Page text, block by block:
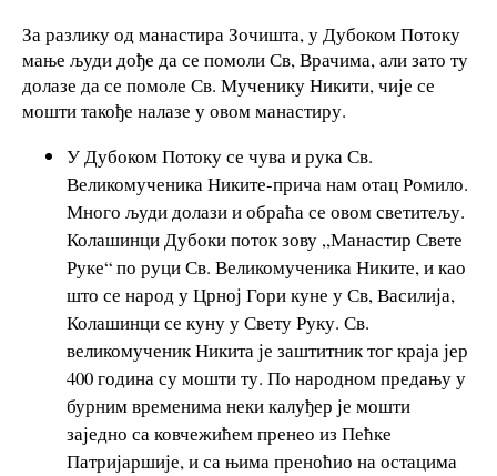
За разлику од манастира Зочишта, у Дубоком Потоку
мање људи дође да се помоли Св, Врачима, али зато ту
долазе да се помоле Св. Мученику Никити, чије се
мошти такође налазе у овом манастиру.
У Дубоком Потоку се чува и рука Св.
Великомученика Никите-прича нам отац Ромило.
Много људи долази и обраћа се овом светитељу.
Колашинци Дубоки поток зову ,,Манастир Свете
Руке“ по руци Св. Великомученика Никите, и као
што се народ у Црној Гори куне у Св, Василија,
Колашинци се куну у Свету Руку. Св.
великомученик Никита је заштитник тог краја јер
400 година су мошти ту. По народном предању у
бурним временима неки калуђер је мошти
заједно са ковчежићем пренео из Пећке
Патријаршије, и са њима преноћио на остацима